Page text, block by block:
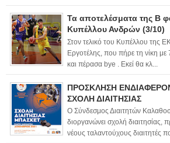
Τα αποτελέσματα της Β
Κυπέλλου Ανδρών (3/10)
Στον τελικό του Κυπέλλου της
Εργοτέλης, που πήρε τη νίκη με
και πέρασα bye . Εκεί θα κλ...
ΠΡΟΣΚΛΗΣΗ
ΣΧΟΛΗ ΔΙΑΙΤΗΣΙΑΣ
Ο Σύνδεσμος Διαιτητών
διοργανώνει σχολή διαιτησίας,
νέους ταλαντούχους διαιτητές